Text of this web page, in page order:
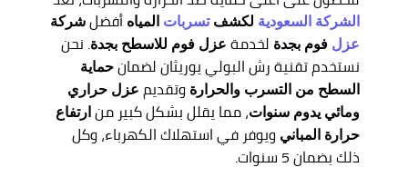
الشركة السعودية لكشفتسربات المياه أفضل شركة
عزل فوم بجدة لخدمة عزل فوم للاسطح بجدة. نحن
نستخدم تقنية رش البولي يوريثان لضمان حماية
السطح من التسرب والحرارة وتقديم عزل حراري
ومائي يدوم سنوات، مما يقلل بشكل كبير من ارتفاع
حرارة المباني ويوفر في استهلاك الكهرباء، وكل
ذلك بضمان 5 سنوات.